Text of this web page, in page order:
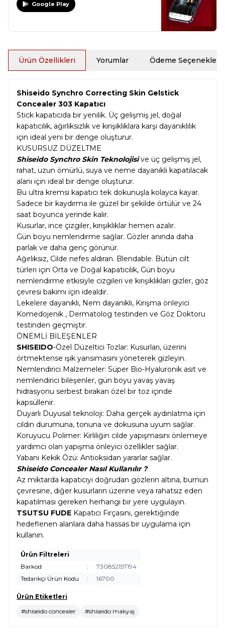
Google Play
Ürün Özellikleri Yorumlar Ödeme Seçenekleri
Shiseido Synchro Correcting Skin Gelstick
Concealer 303 Kapatıcı
Stick kapatıcıda bir yenilik. Üç gelişmiş jel, doğal
kapatıcılık, ağırlıksızlık ve kırışıklıklara karşı dayanıklılık
için ideal yeni bir denge oluşturur.
KUSURSUZ DÜZELTME
Shiseido Synchro Skin Teknolojisive üç gelişmiş jel,
rahat, uzun ömürlü, suya ve neme dayanıklı kapatılacak
alanı için ideal bir denge oluşturur.
Bu ultra kremsi kapatıcı tek dokunuşla kolayca kayar.
Sadece bir kaydırma ile güzel bir şekilde örtülür ve 24
saat boyunca yerinde kalır.
Kusurlar, ince çizgiler, kırışıklıklar hemen azalır.
Gün boyu nemlendirme sağlar. Gözler anında daha
parlak ve daha genç görünür.
Ağırlıksız, Cilde nefes aldıran. Blendable. Bütün cilt
türleri için Orta ve Doğal kapatıcılık, Gün boyu
nemlendirme etkisiyle cizgileri ve kırışıklıkları gizler, göz
çevresi bakımı için idealdir.
Lekelere dayanıklı, Nem dayanıklı, Kırışma önleyici
Komedojenik , Dermatolog testinden ve Göz Doktoru
testinden geçmiştir.
ÖNEMLİ BİLEŞENLER
SHISEIDO-Özel Düzeltici Tozlar: Kusurları, üzerini
örtmektense ışık yansımasını yöneterek gizleyin.
Nemlendirici Malzemeler: Süper Bio-Hyaluronik asit ve
nemlendirici bileşenler, gün boyu yavaş yavaş
hidrasyonu serbest bırakan özel bir toz içinde
kapsüllenir.
Duyarlı Duyusal teknoloji: Daha gerçek aydınlatma için
cildin durumuna, tonuna ve dokusuna uyum sağlar.
Koruyucu Polimer: Kirliliğin cilde yapışmasını önlemeye
yardımcı olan yapışma önleyici özellikler sağlar.
Yabani Kekik Özü: Antioksidan yararlar sağlar.
Shiseido Concealer Nasıl Kullanılır ?
Az miktarda kapatıcıyı doğrudan gözlerin altına, burnun
çevresine, diğer kusurların üzerine veya rahatsız eden
kapatılması gereken herhangi bir yere uygulayın.
TSUTSU FUDE Kapatıcı Fırçasını, gerektiğinde
hedeflenen alanlara daha hassas bir uygulama için
kullanın.
Ürün Filtreleri
Barkod
:
730852157194
Tedarikçi Ürün Kodu
: 16700
Ürün Etiketleri
#shiseido concealer
#shiseido makyaj